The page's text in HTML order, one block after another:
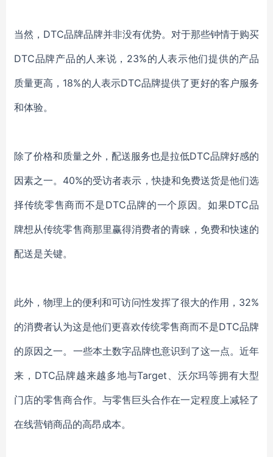
当然， DTC品牌品牌并非没有优势。对于那些钟情于购买
DTC品牌产品的人来说，23%的人表示他们提供的产品
质量更高，18%的人表示DTC品牌提供了更好的客户服务
和体验。
除了价格和质量之外，配送服务也是拉低DTC品牌好感的
因素之一。40%的受访者表示，快捷和免费送货是他们选
择传统零售商而不是DTC品牌的一个原因。如果DTC品
牌想从传统零售商那里赢得消费者的青睐，免费和快速的
配送是关键。
此外，物理上的便利和可访问性发挥了很大的作用， 32%
的消费者认为这是他们更喜欢传统零售商而不是DTC品牌
的原因之一。一些本土数字品牌也意识到了这一点。近年
来，DTC品牌越来越多地与Target、沃尔玛等拥有大型
门店的零售商合作。与零售巨头合作在一定程度上减轻了
在线营销商品的高昂成本。